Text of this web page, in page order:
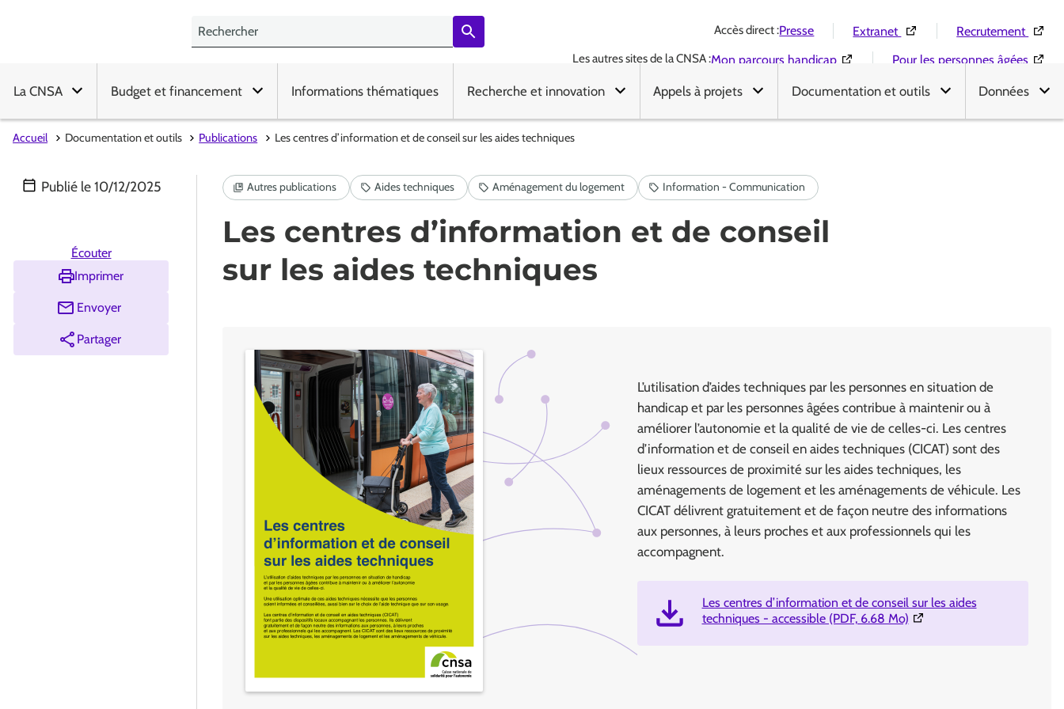
Accès direct :Presse Extranet (Ouverture dans une nouvelle
Recrutement
Les autres sites de la CNSA :Mon parcours handicap(Ouverture dans une nouvelle fenêtre)
Pour les personnes âgées
La CNSA Budget et financement Informations thématiques Recherche et innovation Appels à projets Documentation et outils Données
Accueil Documentation et outils Publications Les centres d’information et de conseil sur les aides techniques
Les centres d’information et de conseil
sur les aides techniques
Publié le10/12/2025
Écouter
Imprimer
Envoyer
Partager
L’utilisation d’aides techniques par les personnes en situation de
handicap et par les personnes âgées contribue à maintenir ou à
améliorer l’autonomie et la qualité de vie de celles-ci. Les centres
d’information et de conseil en aides techniques (CICAT) sont des
lieux ressources de proximité sur les aides techniques, les
aménagements de logement et les aménagements de véhicule. Les
CICAT délivrent gratuitement et de façon neutre des informations
aux personnes, à leurs proches et aux professionnels qui les
accompagnent.
Les centres d’information et de conseil sur les aides
techniques - accessible (PDF, 6.68 Mo)(Ouverture dans une